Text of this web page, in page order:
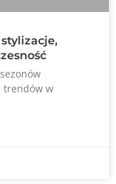
trendów w